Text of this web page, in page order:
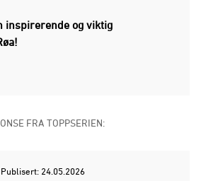
inspirerende og viktig
FRA TOPPSERIEN:
Publisert: 24.05.2026